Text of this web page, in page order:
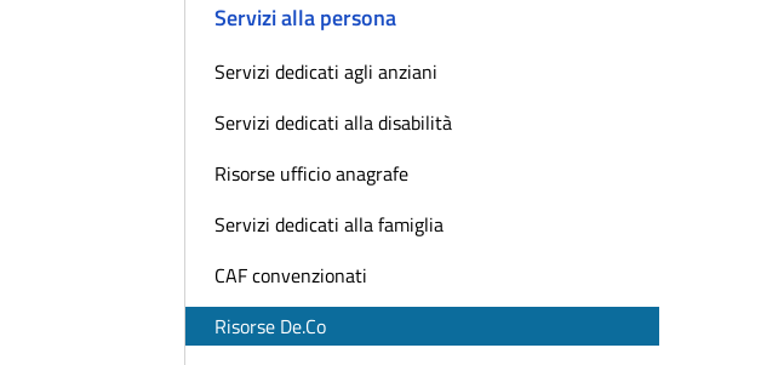
Servizi alla persona
Servizi dedicati agli anziani
Servizi dedicati alla disabilità
Risorse ufficio anagrafe
Servizi dedicati alla famiglia
CAF convenzionati
Risorse De.Co